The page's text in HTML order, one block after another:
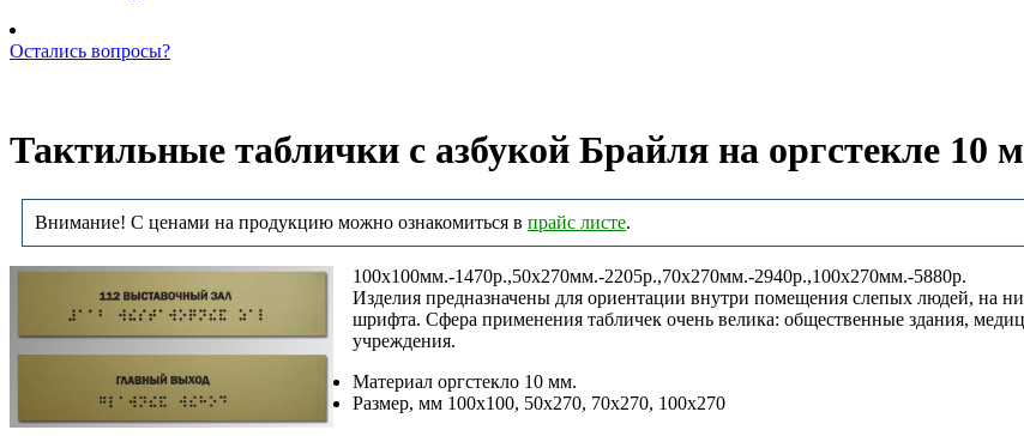
Остались вопросы?
Тактильные таблички с азбукой Брайля на оргстекле 10
Внимание! С ценами на продукцию можно ознакомиться в прайс листе.
100х100мм.-1470р.,50х270мм.-2205р.,70х270мм.-2940р.,100х270мм.-5880р.
Изделия предназначены для ориентации внутри помещения слепых людей, на
шрифта. Сфера применения табличек очень велика: общественные здания,
учреждения.
Материал оргстекло 10 мм.
Размер, мм 100х100, 50х270, 70х270, 100х270